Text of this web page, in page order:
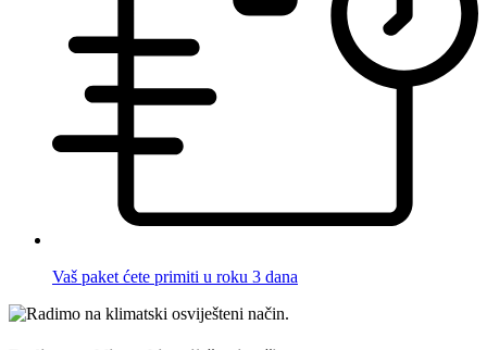
Vaš paket ćete primiti u roku 3 dana